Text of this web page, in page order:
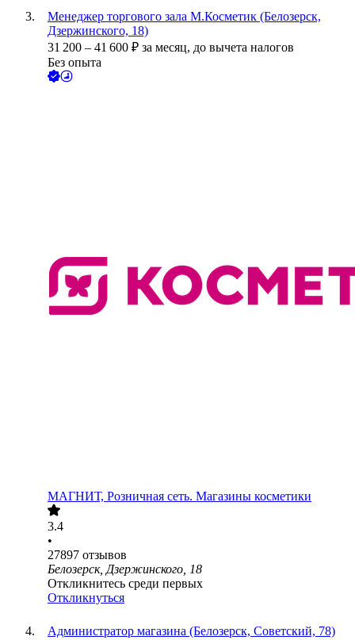
Менеджер торгового зала М.Косметик (Белозерск,
Дзержинского, 18)
31 200 – 41 600 ₽ за месяц, до вычета налогов
Без опыта
МАГНИТ, Розничная сеть. Магазины косметики
3.4
•
27897 отзывов
Белозерск, Дзержинского, 18
Откликнитесь среди первых
Откликнуться
Администратор магазина (Белозерск, Советский, 78)